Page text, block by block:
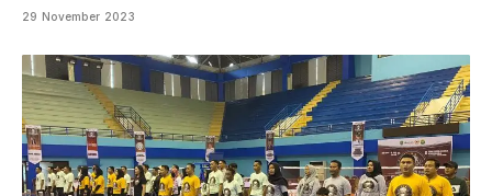
29 November 2023